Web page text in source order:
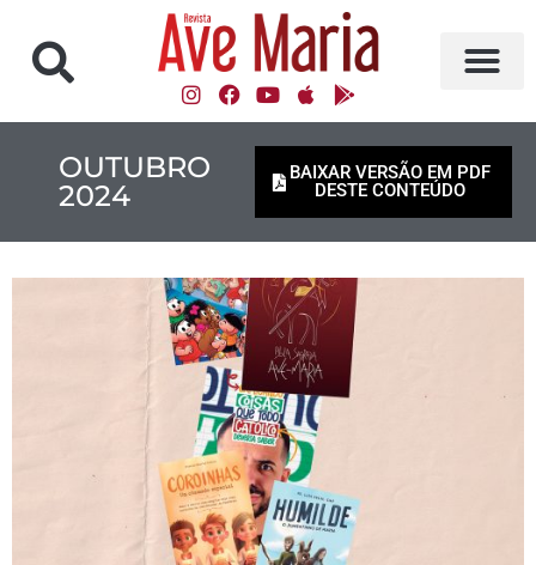
OUTUBRO
2024
BAIXAR VERSÃO EM PDF
DESTE CONTEÚDO